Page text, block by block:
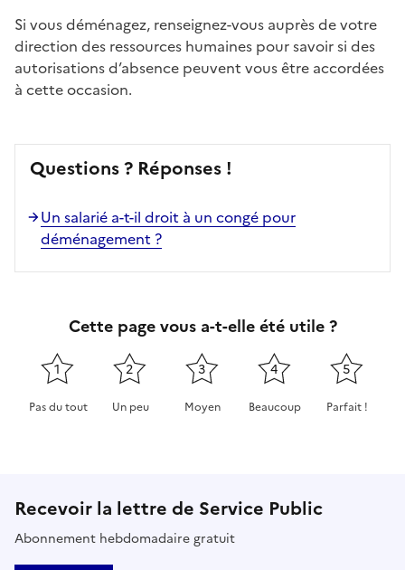
Si vous déménagez, renseignez-vous auprès de votre
direction des ressources humaines pour savoir si des
autorisations d’absence peuvent vous être accordées
à cette occasion.
Questions ? Réponses !
Un salarié a-t-il droit à un congé pour
déménagement ?
Cette page vous a-t-elle été utile ?
1
Pas du tout
2
Un peu
3
Moyen
4
Beaucoup
5
Parfait !
Recevoir la lettre de Service Public
Abonnement hebdomadaire gratuit